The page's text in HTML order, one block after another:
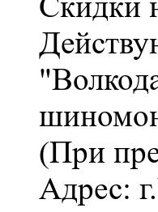
(При
Адрес: